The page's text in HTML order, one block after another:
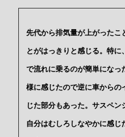
先代から排気量が上がったこ
とがはっきりと感じる。特
で流れに乗るのが簡単になっ
様に感じたので逆に車からの
じた部分もあった。サスペン
自分はむしろしなやかに感